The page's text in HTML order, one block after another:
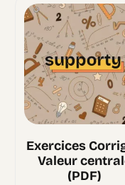
Exercices
Valeur
(PDF)